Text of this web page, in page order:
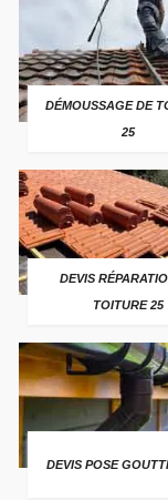
DÉMOUSSAGE DE
25
DEVIS
TOITURE 25
DEVIS POSE